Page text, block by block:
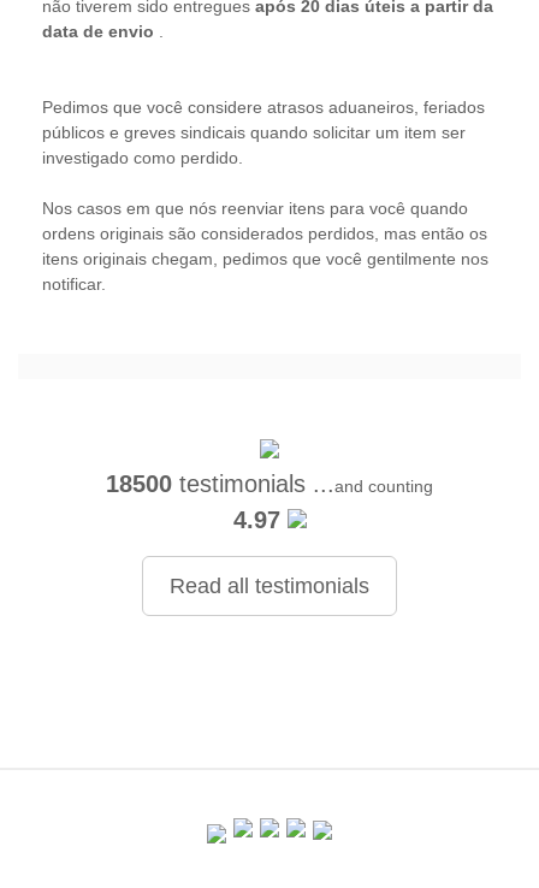
18500 testimonials ...and counting
4.97
Read all testimonials
não tiverem sido entregues após 20 dias úteis a partir da
data de envio
Pedimos que você considere atrasos aduaneiros, feriados
públicos e greves sindicais quando solicitar um item ser
investigado como perdido.
Nos casos em que nós reenviar itens para você quando
ordens originais são considerados perdidos, mas então os
itens originais chegam, pedimos que você gentilmente nos
notificar.